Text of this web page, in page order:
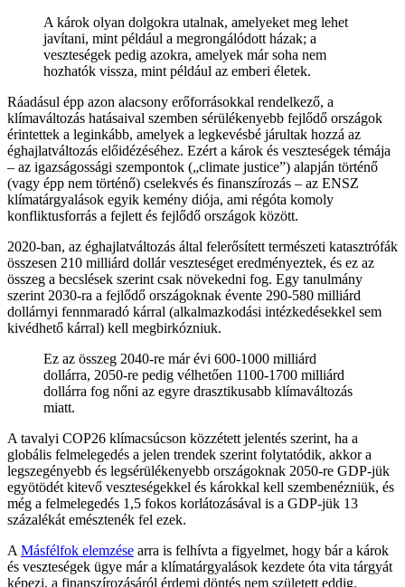
A károk olyan dolgokra utalnak, amelyeket meg lehet
javítani, mint például a megrongálódott házak; a
veszteségek pedig azokra, amelyek már soha nem
hozhatók vissza, mint például az emberi életek.
Ráadásul épp azon alacsony erőforrásokkal rendelkező, a
klímaváltozás hatásaival szemben sérülékenyebb fejlődő országok
érintettek a leginkább, amelyek a legkevésbé járultak hozzá az
éghajlatváltozás előidézéséhez. Ezért a károk és veszteségek témája
– az igazságossági szempontok („climate justice”) alapján történő
(vagy épp nem történő) cselekvés és finanszírozás – az ENSZ
klímatárgyalások egyik kemény diója, ami régóta komoly
konfliktusforrás a fejlett és fejlődő országok között.
2020-ban, az éghajlatváltozás által felerősített természeti katasztrófák
összesen 210 milliárd dollár veszteséget eredményeztek, és ez az
összeg a becslések szerint csak növekedni fog. Egy tanulmány
szerint 2030-ra a fejlődő országoknak évente 290-580 milliárd
dollárnyi fennmaradó kárral (alkalmazkodási intézkedésekkel sem
kivédhető kárral) kell megbirkózniuk.
Ez az összeg 2040-re már évi 600-1000 milliárd
dollárra, 2050-re pedig vélhetően 1100-1700 milliárd
dollárra fog nőni az egyre drasztikusabb klímaváltozás
miatt.
A tavalyi COP26 klímacsúcson közzétett jelentés szerint, ha a
globális felmelegedés a jelen trendek szerint folytatódik, akkor a
legszegényebb és legsérülékenyebb országoknak 2050-re GDP-jük
egyötödét kitevő veszteségekkel és károkkal kell szembenézniük, és
még a felmelegedés 1,5 fokos korlátozásával is a GDP-jük 13
százalékát emésztenék fel ezek.
A Másfélfok elemzése arra is felhívta a figyelmet, hogy bár a károk
és veszteségek ügye már a klímatárgyalások kezdete óta vita tárgyát
képezi, a finanszírozásáról érdemi döntés nem született eddig.